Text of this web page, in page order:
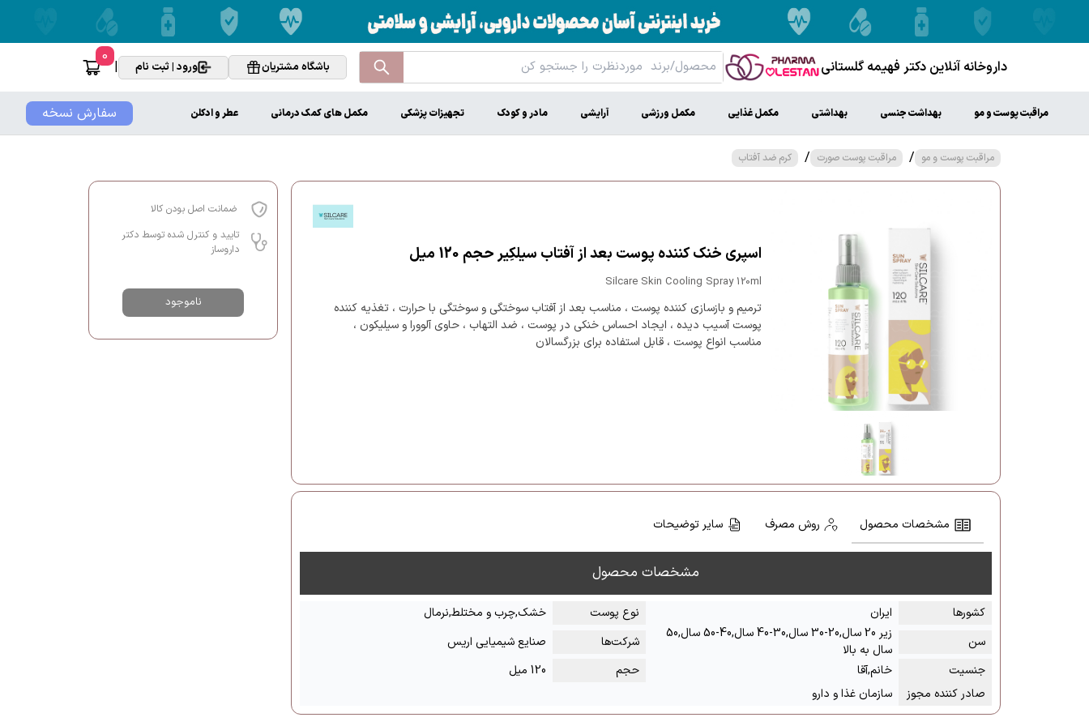
داروخانه آنلاین دکتر فهیمه گلستانی باشگاه مشتریان ورود | ثبت نام |
0
سفارش نسخه مراقبت پوست و مو بهداشت جنسی بهداشتی مکمل غذایی مکمل ورزشی آرایشی مادر و کودک تجهیزات پزشکی مکمل های کمک درمانی عطر و ادکلن
مراقبت پوست و مو / مراقبت پوست صورت / کرم ضد آفتاب
اسپری خنک کننده پوست بعد از آفتاب سیلکِیر حجم 120 میل
Silcare Skin Cooling Spray 120ml
ترمیم و بازسازی کننده پوست ، مناسب بعد از آفتاب سوختگی و سوختگی با حرارت ، تغذیه کننده
پوست آسیب دیده ، ایجاد احساس خنکی در پوست ، ضد التهاب ، حاوی آلوورا و سیلیکون ،
مناسب انواع پوست ، قابل استفاده برای بزرگسالان
مشخصات محصول روش مصرف سایر توضیحات
مشخصات محصول
کشور‌ها ایران نوع پوست
خشک,چرب و مختلط,نرمال
سن
زیر 20 سال,20-30 سال,30-40 سال,40-50 سال,50
سال به بالا
شرکت‌ها
صنایع شیمیایی اریس
جنسیت
خانم,آقا حجم
120 میل
صادر کننده مجوز
سازمان غذا و دارو
ضمانت اصل بودن کالا
تایید و کنترل شده توسط دکتر
داروساز
ناموجود